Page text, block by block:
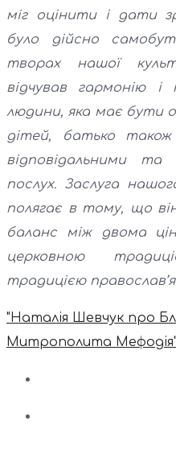
міг оцінити і дати
було дійсно
творах нашої
відчував гармонію
людини, яка має бути
дітей, батько
відповідальними
послух. Заслуга
полягає в тому, що
баланс між двома
церковною
традицією
"Наталія Шевчук про
Митрополита Мефодія"